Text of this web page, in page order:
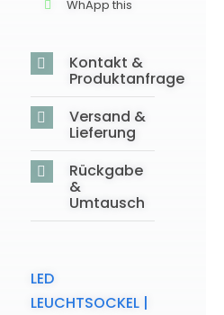
WhApp this
Kontakt &
Produktanfrage
Versand &
Lieferung
Rückgabe
&
Umtausch
LED
LEUCHTSOCKEL |